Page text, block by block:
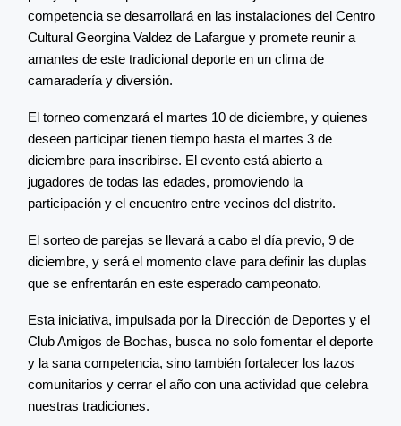
competencia se desarrollará en las instalaciones del Centro
Cultural Georgina Valdez de Lafargue y promete reunir a
amantes de este tradicional deporte en un clima de
camaradería y diversión.
El torneo comenzará el martes 10 de diciembre, y quienes
deseen participar tienen tiempo hasta el martes 3 de
diciembre para inscribirse. El evento está abierto a
jugadores de todas las edades, promoviendo la
participación y el encuentro entre vecinos del distrito.
El sorteo de parejas se llevará a cabo el día previo, 9 de
diciembre, y será el momento clave para definir las duplas
que se enfrentarán en este esperado campeonato.
Esta iniciativa, impulsada por la Dirección de Deportes y el
Club Amigos de Bochas, busca no solo fomentar el deporte
y la sana competencia, sino también fortalecer los lazos
comunitarios y cerrar el año con una actividad que celebra
nuestras tradiciones.